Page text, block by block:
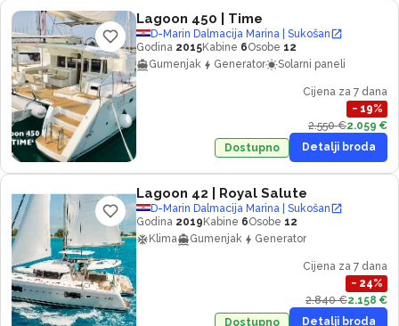
Lagoon 450 | Time
D-Marin Dalmacija Marina | Sukošan
Godina 2015Kabine 6Osobe 12
Gumenjak
Generator Solarni paneli
Cijena za 7 dana
− 19%
2.550 €2.059 €
Dostupno
Detalji broda
Lagoon 42 | Royal Salute
D-Marin Dalmacija Marina | Sukošan
Godina 2019 Kabine 6Osobe 12
Klima
Gumenjak Generator
Cijena za 7 dana
− 24%
2.840 €2.158 €
Dostupno
Detalji broda